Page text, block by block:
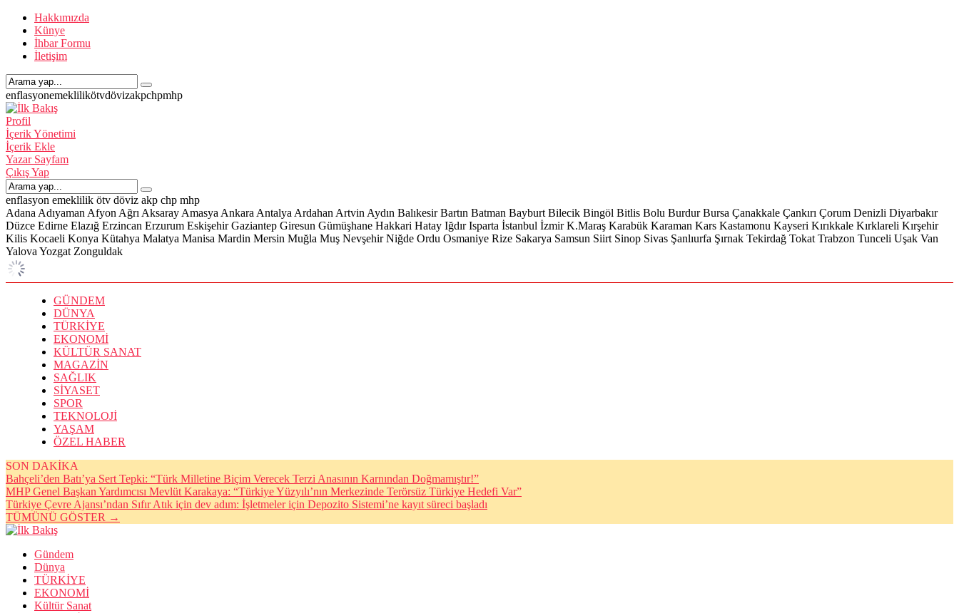
Hakkımızda
Künye
İhbar Formu
İletişim
enflasyonemeklilikötvdövizakpchpmhp
Profil
İçerik Yönetimi
İçerik Ekle
Yazar Sayfam
Çıkış Yap
enflasyon emeklilik ötv döviz akp chp mhp
Adana Adıyaman Afyon Ağrı Aksaray Amasya Ankara Antalya Ardahan Artvin Aydın Balıkesir Bartın Batman Bayburt Bilecik Bingöl Bitlis Bolu Burdur Bursa Çanakkale Çankırı Çorum Denizli Diyarbakır
Düzce Edirne Elazığ Erzincan Erzurum Eskişehir Gaziantep Giresun Gümüşhane Hakkari Hatay Iğdır Isparta İstanbul İzmir K.Maraş Karabük Karaman Kars Kastamonu Kayseri Kırıkkale Kırklareli Kırşehir
Kilis Kocaeli Konya Kütahya Malatya Manisa Mardin Mersin Muğla Muş Nevşehir Niğde Ordu Osmaniye Rize Sakarya Samsun Siirt Sinop Sivas Şanlıurfa Şırnak Tekirdağ Tokat Trabzon Tunceli Uşak Van
Yalova Yozgat Zonguldak
GÜNDEM
DÜNYA
TÜRKİYE
EKONOMİ
KÜLTÜR SANAT
MAGAZİN
SAĞLIK
SİYASET
SPOR
TEKNOLOJİ
YAŞAM
ÖZEL HABER
SON DAKİKA
Bahçeli’den Batı’ya Sert Tepki: “Türk Milletine Biçim Verecek Terzi Anasının Karnından Doğmamıştır!”
MHP Genel Başkan Yardımcısı Mevlüt Karakaya: “Türkiye Yüzyılı’nın Merkezinde Terörsüz Türkiye Hedefi Var”
Türkiye Çevre Ajansı’ndan Sıfır Atık için dev adım: İşletmeler için Depozito Sistemi’ne kayıt süreci başladı
TÜMÜNÜ GÖSTER →
Gündem
Dünya
TÜRKİYE
EKONOMİ
Kültür Sanat